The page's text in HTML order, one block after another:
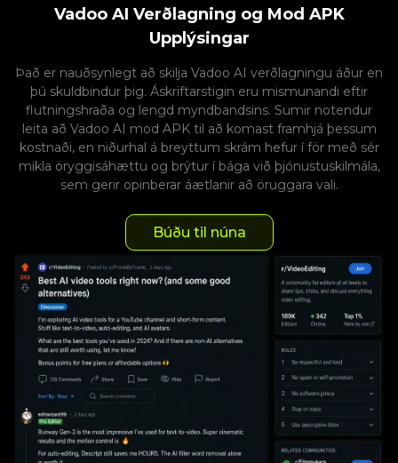
Vadoo AI Verðlagning og Mod APK
Upplýsingar
Það er nauðsynlegt að skilja Vadoo AI verðlagningu áður en
þú skuldbindur þig. Áskriftarstigin eru mismunandi eftir
flutningshraða og lengd myndbandsins. Sumir notendur
leita að Vadoo AI mod APK til að komast framhjá þessum
kostnaði, en niðurhal á breyttum skrám hefur í för með sér
mikla öryggisáhættu og brýtur í bága við þjónustuskilmála,
sem gerir opinberar áætlanir að öruggara vali.
Búðu til núna